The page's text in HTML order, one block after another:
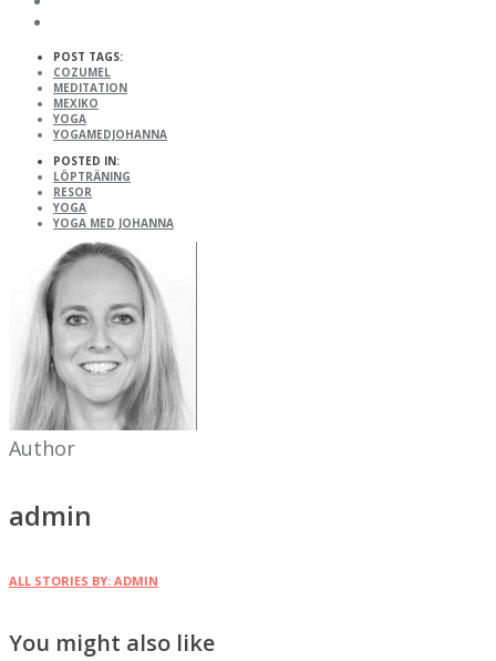
POST TAGS:
COZUMEL
MEDITATION
MEXIKO
YOGA
YOGAMEDJOHANNA
POSTED IN:
LÖPTRÄNING
RESOR
YOGA
YOGA MED JOHANNA
Author
admin
ALL STORIES BY: ADMIN
You might also like